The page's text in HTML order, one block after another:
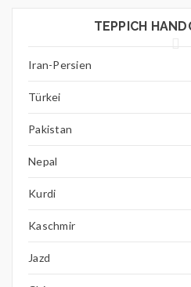
TEPPICH
Iran-Persien
Türkei
Pakistan
Nepal
Kurdi
Kaschmir
Jazd